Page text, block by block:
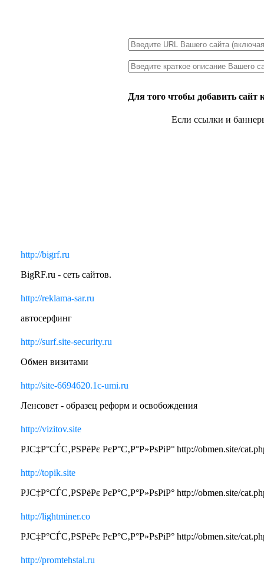
Для того чтобы добавить
Если ссылки и
http://bigrf.ru
BigRF.ru - сеть сайтов.
http://reklama-sar.ru
автосерфинг
http://surf.site-security.ru
Обмен визитами
http://site-6694620.1c-umi.ru
Ленсовет - образец реформ и освобождения
http://vizitov.site
РЈС‡Р°СЃС‚РЅРёРє РєР°С‚Р°Р»РѕРіР° http://obmen.site/
http://topik.site
РЈС‡Р°СЃС‚РЅРёРє РєР°С‚Р°Р»РѕРіР° http://obmen.site/
http://lightminer.co
РЈС‡Р°СЃС‚РЅРёРє РєР°С‚Р°Р»РѕРіР° http://obmen.site/
http://promtehstal.ru